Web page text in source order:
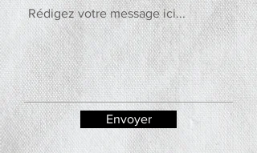
Envoyer